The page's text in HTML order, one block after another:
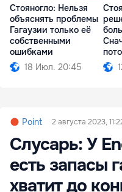
Стояногло: Нельзя
объяснять проблемы
Гагаузии только её
собственными
ошибками
18 Июл. 20:45
Point 2 августа 2023,
Слусарь: У
есть запасы
хватит до